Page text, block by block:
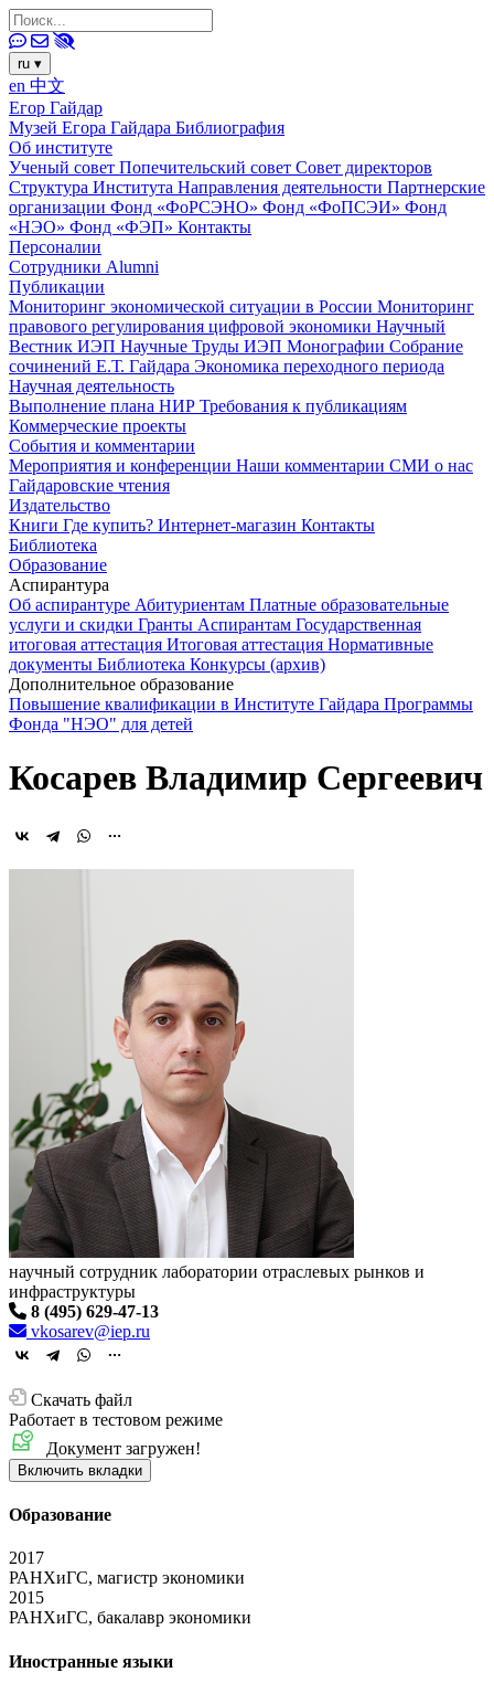
ru ▾
en 中文
Егор Гайдар
Музей Егора Гайдара Библиография
Об институте
Ученый совет Попечительский совет Совет директоров
Структура Института Направления деятельности Партнерские
организации Фонд «ФоРСЭНО» Фонд «ФоПСЭИ» Фонд
«НЭО» Фонд «ФЭП» Контакты
Персоналии
Сотрудники Alumni
Публикации
Мониторинг экономической ситуации в России Мониторинг
правового регулирования цифровой экономики Научный
Вестник ИЭП Научные Труды ИЭП Монографии Собрание
сочинений Е.Т. Гайдара Экономика переходного периода
Научная деятельность
Выполнение плана НИР Требования к публикациям
Коммерческие проекты
События и комментарии
Мероприятия и конференции Наши комментарии СМИ о нас
Гайдаровские чтения
Издательство
Книги Где купить? Интернет-магазин Контакты
Библиотека
Образование
Аспирантура
Об аспирантуре Абитуриентам Платные образовательные
услуги и скидки Гранты Аспирантам Государственная
итоговая аттестация Итоговая аттестация Нормативные
документы Библиотека Конкурсы (архив)
Дополнительное образование
Повышение квалификации в Институте Гайдара Программы
Фонда "НЭО" для детей
Косарев Владимир Сергеевич
научный сотрудник лаборатории отраслевых рынков и
инфраструктуры
8 (495) 629-47-13
vkosarev@iep.ru
Скачать файл
Работает в тестовом режиме
Документ загружен!
Включить вкладки
Образование
2017
РАНХиГС, магистр экономики
2015
РАНХиГС, бакалавр экономики
Иностранные языки